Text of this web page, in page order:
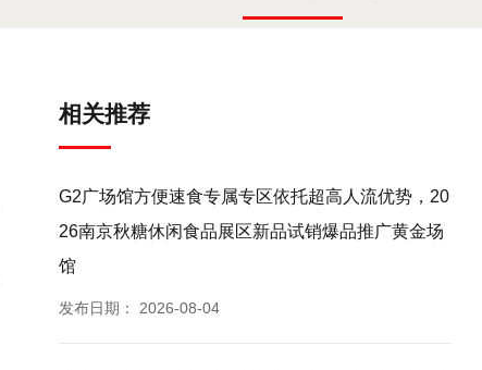
相关推荐
G2广场馆方便速食专属专区依托超高人流优势，20
26南京秋糖休闲食品展区新品试销爆品推广黄金场
馆
发布日期： 2026-08-04